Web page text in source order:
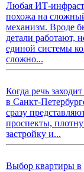
Любая ИТ-
похожа на
механизм. Вроде
детали работают,
единой системы
сложно...
Когда речь
в Санкт-
сразу
проспекты,
застройку и...
Выбор квартиры в